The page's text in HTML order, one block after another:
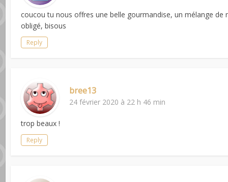
coucou tu nous offres une belle gourmandise, un mélange de
obligé, bisous
Reply
bree13
24 février 2020 à 22 h 46 min
trop beaux !
Reply